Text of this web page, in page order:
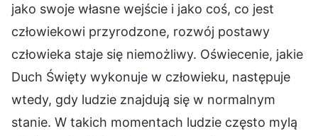
jako swoje własne wejście i jako coś, co jest
człowiekowi przyrodzone, rozwój postawy
człowieka staje się niemożliwy. Oświecenie, jakie
Duch Święty wykonuje w człowieku, następuje
wtedy, gdy ludzie znajdują się w normalnym
stanie. W takich momentach ludzie często mylą